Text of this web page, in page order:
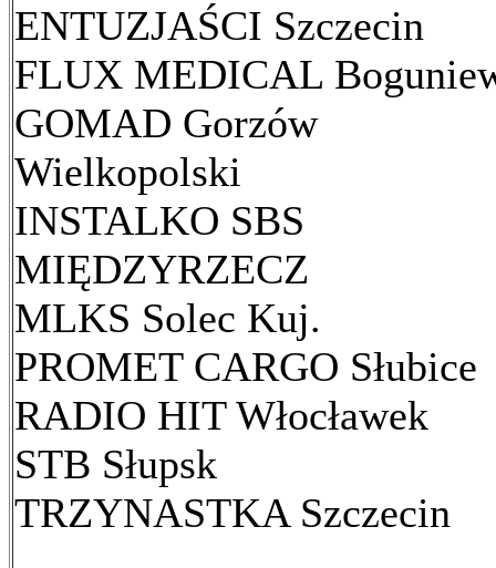
ENTUZJAŚCI Szczecin
FLUX MEDICAL
GOMAD Gorzów
Wielkopolski
INSTALKO SBS
MIĘDZYRZECZ
MLKS Solec Kuj.
PROMET CARGO Słubice
RADIO HIT Włocławek
STB Słupsk
TRZYNASTKA Szczecin